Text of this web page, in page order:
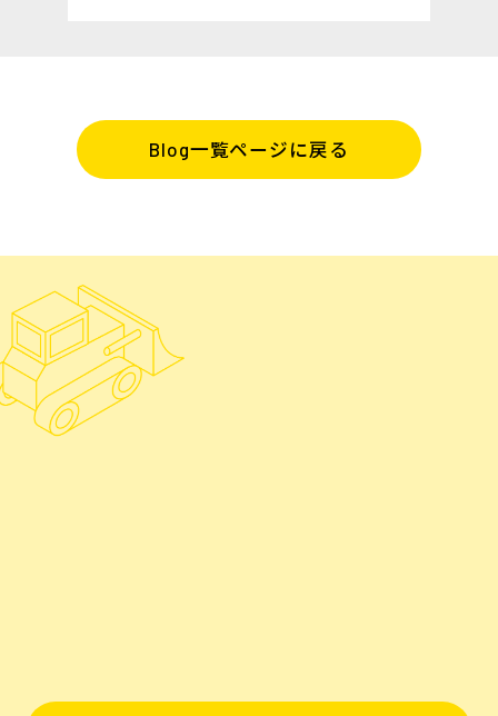
Blog一覧ページに戻る